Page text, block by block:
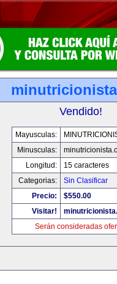
Vendido!
Mayusculas:
Minusculas:
Longitud:
15 caracteres
Categorias:
Sin Clasificar
Precio:
$550.00
Visitar!
Serán consideradas